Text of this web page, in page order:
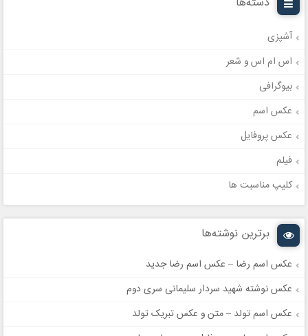
آشپزی
اس ام اس و شعر
بیوگرافی
عکس اسم
عکس پروفایل
فیلم
کلیپ مناسبت ها
برترین نوشته‌ها
عکس اسم رضا – عکس اسم رضا جدید
عکس نوشته شهید سردار سلیمانی سری دوم
عکس اسم تولد – متن و عکس تبریک تولد